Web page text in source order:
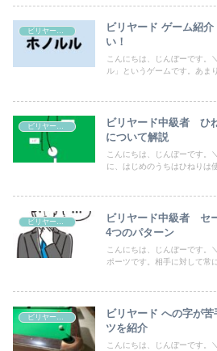
ビリヤードテクニック
ビリヤード ゲーム紹
い！
こんにちは、じんぼーです。
ル」というゲームです。あま
ビリヤードテクニック
ビリヤード中級者 ひ
について解説
こんにちは、じんぼーです。
に、はじめのうちはひねりは
ビリヤードテクニック
ビリヤード中級者 セ
4つのパターン
こんにちは、じんぼーです。
ポーツです。相手に対して常
ビリヤードテクニック
ビリヤード への字が
ツを紹介
こんにちは、じんぼーです。